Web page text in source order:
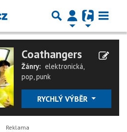
Coathangers
Žánry: elektronická,
pop,punk
RYCHLÝ VÝBĚR